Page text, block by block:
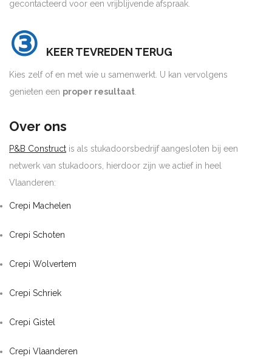
gecontacteerd voor een vrijblijvende afspraak.
③ KEER TEVREDEN TERUG
Kies zelf of en met wie u samenwerkt. U kan vervolgens
genieten een proper resultaat.
Over ons
P&B Construct is als stukadoorsbedrijf aangesloten bij een
netwerk van stukadoors, hierdoor zijn we actief in heel
Vlaanderen:
Crepi Machelen
Crepi Schoten
Crepi Wolvertem
Crepi Schriek
Crepi Gistel
Crepi Vlaanderen